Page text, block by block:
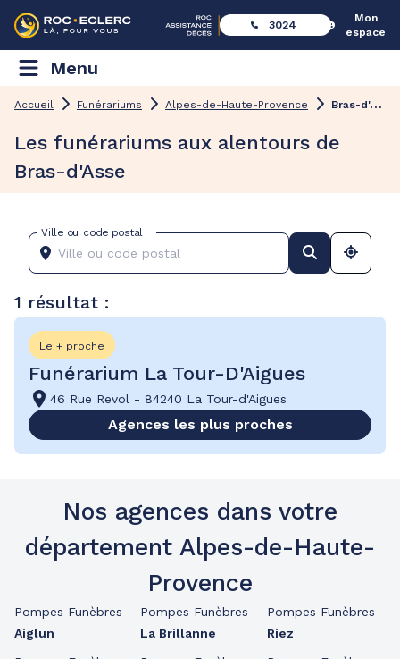
3024
Mon
espace
Menu
Accueil Funérariums Alpes-de-Haute-Provence B
ras-d'Asse
Les funérariums aux alentours de
Bras-d'Asse
Ville ou code postal
1 résultat :
Le + proche
Funérarium La Tour-D'Aigues
46 Rue Revol - 84240 La Tour-d'Aigues
Agences les plus proches
Nos agences dans votre
département Alpes-de-Haute-
Provence
Pompes Funèbres
Aiglun
Pompes Funèbres
La Brillanne
Pompes Funèbres
Riez